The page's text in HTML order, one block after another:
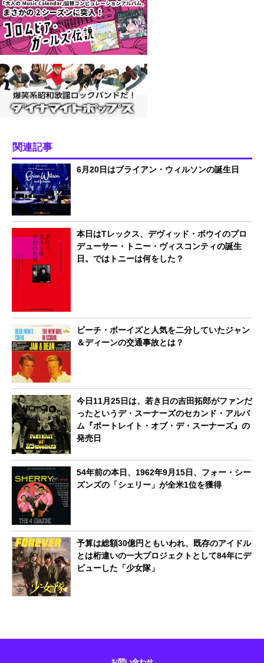
関連記事
6月20日はブライアン・ウィルソンの誕生日
本日はTレックス、デヴィッド・ボウイのプロ
デューサー・トニー・ヴィスコンティの誕生
日。ではトニーは何をした？
ビーチ・ボーイズと人気を二分していたジャン
＆ディーンの交通事故とは？
今日11月25日は、若き日の吉田拓郎がファンだ
ったというデ・スーナーズのセカンド・アルバ
ム『ポートレイト・オブ・デ・スーナーズ』の
発売日
54年前の本日、1962年9月15日、フォー・シー
ズンズの「シェリー」が全米1位を獲得
予算は総額30億円ともいわれ、既存のアイドル
とは桁違いの一大プロジェクトとして84年にデ
ビューした「少女隊」